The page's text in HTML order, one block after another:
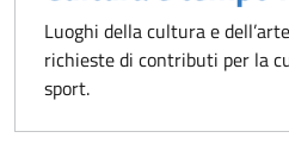
Luoghi della cultura e
richieste di contributi per la
sport.